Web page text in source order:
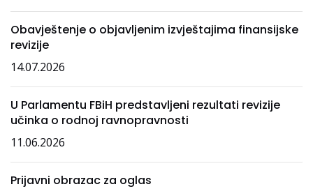
Obavještenje o objavljenim izvještajima finansijske
revizije
14.07.2026
U Parlamentu FBiH predstavljeni rezultati revizije
učinka o rodnoj ravnopravnosti
11.06.2026
Prijavni obrazac za oglas